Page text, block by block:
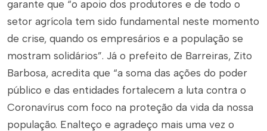
garante que “o apoio dos produtores e de todo o
setor agrícola tem sido fundamental neste momento
de crise, quando os empresários e a população se
mostram solidários”. Já o prefeito de Barreiras, Zito
Barbosa, acredita que “a soma das ações do poder
público e das entidades fortalecem a luta contra o
Coronavírus com foco na proteção da vida da nossa
população. Enalteço e agradeço mais uma vez o